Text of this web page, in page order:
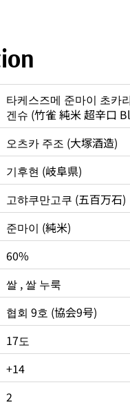
타케스즈메 준마이 초
겐슈 (竹雀 純米 超辛口
오츠카 주조 (大塚酒造)
기후현 (岐阜県)
고햐쿠만고쿠 (五百万石)
준마이 (純米)
60%
쌀 , 쌀 누룩
협회 9호 (協会9号)
17도
+14
2